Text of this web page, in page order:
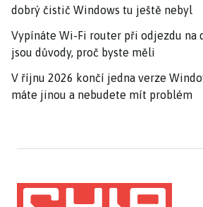
dobrý čistič Windows tu ještě nebyl
Vypínáte Wi-Fi router při odjezdu na
jsou důvody, proč byste měli
V říjnu 2026 končí jedna verze
máte jinou a nebudete mít problém